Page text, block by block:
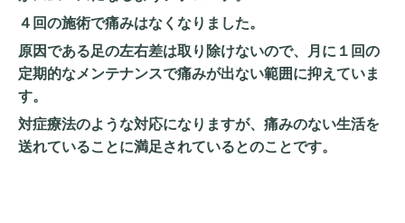
４回の施術で痛みはなくなりました。
原因である足の左右差は取り除けないので、月に１回の
定期的なメンテナンスで痛みが出ない範囲に抑えていま
す。
対症療法のような対応になりますが、痛みのない生活を
送れていることに満足されているとのことです。